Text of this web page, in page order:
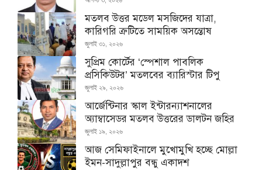
মতলব উত্তর মডেল মসজিদের যাত্রা,
কারিগরি ত্রুটিতে সাময়িক অসন্তোষ
জুলাই ৩১, ২০২৬
সুপ্রিম কোর্টের ‘স্পেশাল পাবলিক
প্রসিকিউটর’ মতলবের ব্যারিস্টার টিপু
জুলাই ২৯, ২০২৬
আর্জেন্টিনার স্কাল ইন্টারন্যাশনালের
অ্যাম্বাসেডর মতলব উত্তরের ডালটন জহির
জুলাই ১৯, ২০২৬
আজ সেমিফাইনালে মুখোমুখি হচ্ছে মোল্লা
ইমন-সাদুল্লাপুর বন্ধু একাদশ